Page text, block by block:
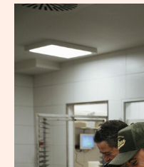
Der offene Blick vom